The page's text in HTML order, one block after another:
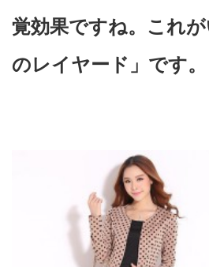
覚効果ですね。これ
のレイヤード」です。